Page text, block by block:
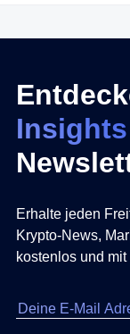
Insights
Erhalte jeden
Krypto-News,
kostenlos und mit